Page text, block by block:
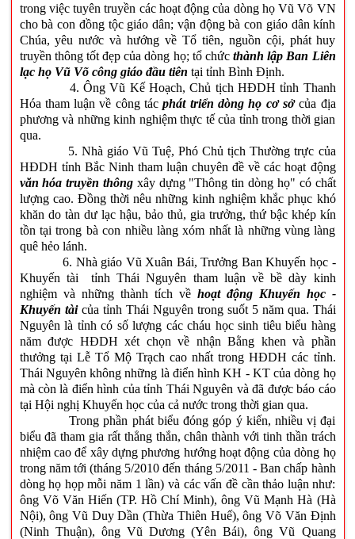
trong việc tuyên truyền các hoạt động của dòng họ Vũ Võ VN
cho bà con đồng tộc giáo dân; vận động bà con giáo dân kính
Chúa, yêu nước và hướng về Tổ tiên, nguồn cội, phát huy
truyền thông tốt đẹp của dòng họ; tổ chức thành lập Ban Liên
lạc họ Vũ Võ công giáo đầu tiên tại tỉnh Bình Định.
4. Ông Vũ Kế Hoạch, Chủ tịch HĐDH tỉnh Thanh
Hóa tham luận về công tácphát triển dòng họ cơ sởcủa địa
phương và những kinh nghiệm thực tế của tỉnh trong thời gian
qua.
5. Nhà giáo Vũ Tuệ, Phó Chủ tịch Thường trực của
HĐDH tỉnh Bắc Ninh tham luận chuyên đề về các hoạt động
văn hóa truyền thôngxây dựng "Thông tin dòng họ" có chất
lượng cao. Đồng thời nêu những kinh nghiệm khắc phục khó
khăn do tàn dư lạc hậu, bảo thủ, gia trưởng, thứ bậc khép kín
tồn tại trong bà con nhiều làng xóm nhất là những vùng làng
quê hẻo lánh.
6. Nhà giáo Vũ Xuân Bái, Trưởng Ban Khuyến học -
Khuyến tài tỉnh Thái Nguyên tham luận về bề dày kinh
nghiệm và những thành tích về hoạt động Khuyến học -
Khuyến tàicủa tỉnh Thái Nguyên trong suốt 5 năm qua. Thái
Nguyên là tỉnh có số lượng các cháu học sinh tiêu biểu hàng
năm được HĐDH xét chọn về nhận Bằng khen và phần
thưởng tại Lễ Tổ Mộ Trạch cao nhất trong HĐDH các tỉnh.
Thái Nguyên không những là điển hình KH - KT của dòng họ
mà còn là điển hình của tỉnh Thái Nguyên và đã được báo cáo
tại Hội nghị Khuyến học của cả nước trong thời gian qua.
Trong phần phát biểu đóng góp ý kiến, nhiều vị đại
biểu đã tham gia rất thẳng thắn, chân thành với tinh thần trách
nhiệm cao để xây dựng phương hướng hoạt động của dòng họ
trong năm tới (tháng 5/2010 đến tháng 5/2011 - Ban chấp hành
dòng họ họp mỗi năm 1 lần) và các vấn đề cần thảo luận như:
ông Võ Văn Hiến (TP. Hồ Chí Minh), ông Vũ Mạnh Hà (Hà
Nội), ông Vũ Duy Dần (Thừa Thiên Huế), ông Võ Văn Định
(Ninh Thuận), ông Vũ Dương (Yên Bái), ông Vũ Quang